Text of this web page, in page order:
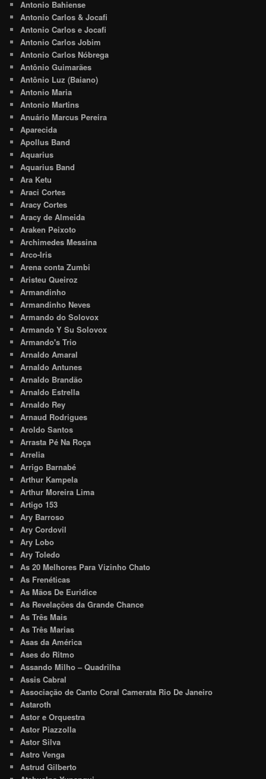
Antonio Bahiense
Antonio Carlos & Jocafi
Antonio Carlos e Jocafi
Antonio Carlos Jobim
Antonio Carlos Nóbrega
Antônio Guimarães
Antônio Luz (Baiano)
Antonio Maria
Antonio Martins
Anuário Marcus Pereira
Aparecida
Apollus Band
Aquarius
Aquarius Band
Ara Ketu
Araci Cortes
Aracy Cortes
Aracy de Almeida
Araken Peixoto
Archimedes Messina
Arco-Iris
Arena conta Zumbi
Aristeu Queiroz
Armandinho
Armandinho Neves
Armando do Solovox
Armando Y Su Solovox
Armando's Trio
Arnaldo Amaral
Arnaldo Antunes
Arnaldo Brandão
Arnaldo Estrella
Arnaldo Rey
Arnaud Rodrigues
Aroldo Santos
Arrasta Pé Na Roça
Arrelia
Arrigo Barnabé
Arthur Kampela
Arthur Moreira Lima
Artigo 153
Ary Barroso
Ary Cordovil
Ary Lobo
Ary Toledo
As 20 Melhores Para Vizinho Chato
As Frenéticas
As Mãos De Euridice
As Revelações da Grande Chance
As Três Mais
As Três Marias
Asas da América
Ases do Ritmo
Assando Milho – Quadrilha
Assis Cabral
Associação de Canto Coral Camerata Rio De Janeiro
Astaroth
Astor e Orquestra
Astor Piazzolla
Astor Silva
Astro Venga
Astrud Gilberto